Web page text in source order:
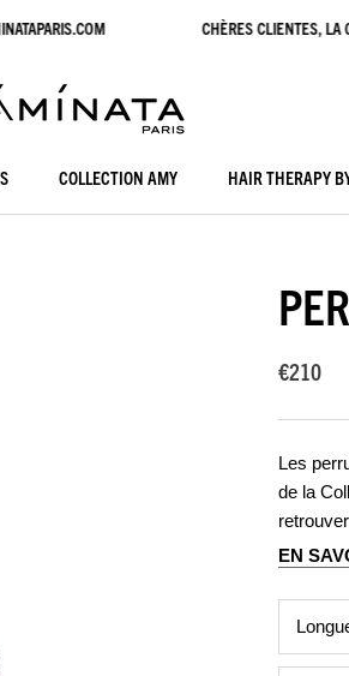
CHÈRES CLIENTES, LA
COLLECTION AMY
HAIR THERAPY
€210
Les
de la
EN